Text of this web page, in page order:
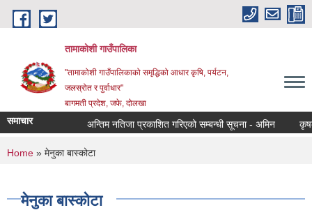
Skip to main content
तामाकोशी गाउँपालिका
"तामाकोशी गाउँपालिकाको समृद्धिको आधार कृषि, पर्यटन,
जलस्रोत र पुर्वाधार"
बागमती प्रदेश, जफे, दोलखा
समाचार अन्तिम नतिजा प्रकाशित गरिएको सम्बन्धी सूचना - अमिन कृषक
You are here
Home » मेनुका बास्कोटा
मेनुका बास्कोटा